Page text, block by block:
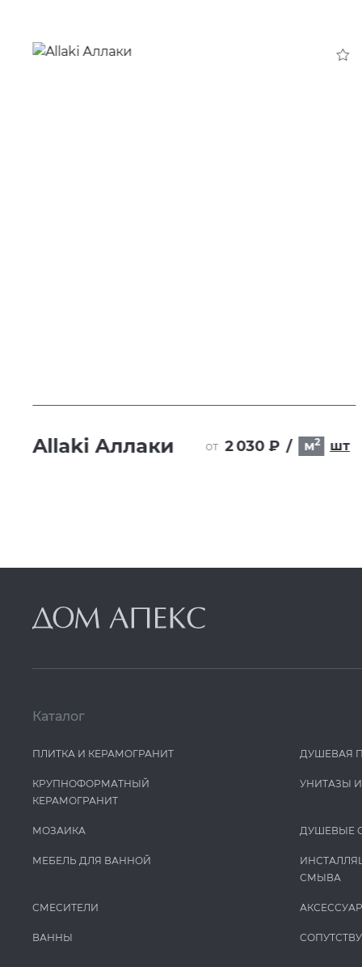
Allaki Аллаки от 2 030 ₽ / м2 шт
Каталог
ПЛИТКА И КЕРАМОГРАНИТ
КРУПНОФОРМАТНЫЙ
КЕРАМОГРАНИТ
МОЗАИКА
МЕБЕЛЬ ДЛЯ ВАННОЙ
СМЕСИТЕЛИ
ВАННЫ
ДУШЕВАЯ
УНИТАЗЫ
ДУШЕВЫЕ
СМЫВА